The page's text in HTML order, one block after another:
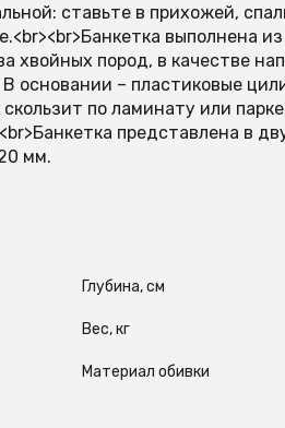
ставьте в прихожей,
выполнена
хвойных пород, в качестве
основании – пластиковые
по ламинату или
представлена в
мм.
Глубина, см
Вес, кг
Материал обивки